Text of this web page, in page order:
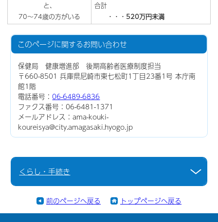
と、
70～74歳の方がいる
合計
・・・ 520万円未満
このページに関するお問い合わせ
保健局 健康増進部 後期高齢者医療制度担当
〒660-8501 兵庫県尼崎市東七松町1丁目23番1号 本庁南
館1階
電話番号：06-6489-6836
ファクス番号：06-6481-1371
メールアドレス：ama-kouki-
koureisya@city.amagasaki.hyogo.jp
くらし・手続き
前のページへ戻る トップページへ戻る